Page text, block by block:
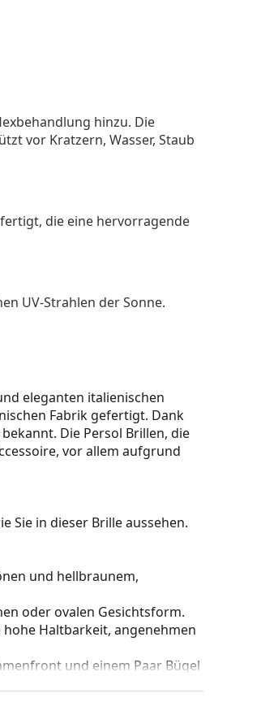
hinzu. Die
vor Kratzern, Wasser, Staub
die eine hervorragende
UV-Strahlen der Sonne.
eleganten italienischen
Fabrik gefertigt. Dank
Die Persol Brillen, die
vor allem aufgrund
Sie in dieser Brille aussehen.
und hellbraunem,
oder ovalen Gesichtsform.
Haltbarkeit, angenehmen
und einem Paar Bügel
vollständig umschließen, und
Gläser geeignet, auch für